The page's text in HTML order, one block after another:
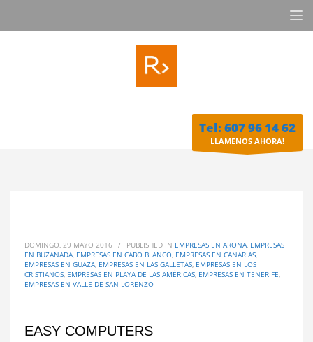
Tel: 607 96 14 62
LLAMENOS AHORA!
DOMINGO, 29 MAYO 2016 / PUBLISHED IN EMPRESAS EN ARONA, EMPRESAS
EN BUZANADA, EMPRESAS EN CABO BLANCO, EMPRESAS EN CANARIAS,
EMPRESAS EN GUAZA, EMPRESAS EN LAS GALLETAS, EMPRESAS EN LOS
CRISTIANOS, EMPRESAS EN PLAYA DE LAS AMÉRICAS, EMPRESAS EN TENERIFE,
EMPRESAS EN VALLE DE SAN LORENZO
EASY COMPUTERS